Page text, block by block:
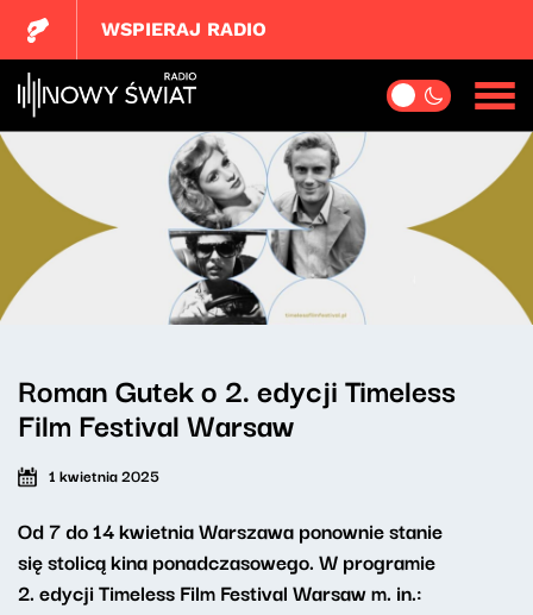
WSPIERAJ RADIO
Roman Gutek o 2. edycji Timeless
Film Festival Warsaw
1 kwietnia 2025
Od 7 do 14 kwietnia Warszawa ponownie stanie
się stolicą kina ponadczasowego. W programie
2. edycji Timeless Film Festival Warsaw m. in.: